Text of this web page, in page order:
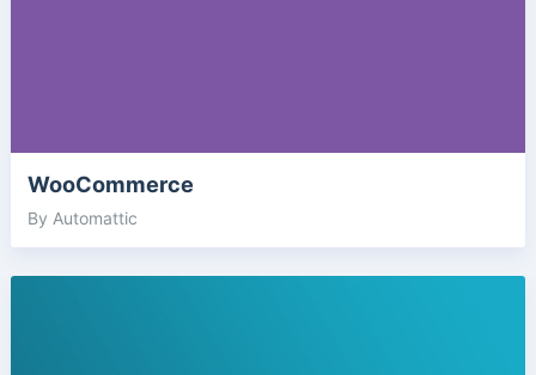
WooCommerce
By Automattic